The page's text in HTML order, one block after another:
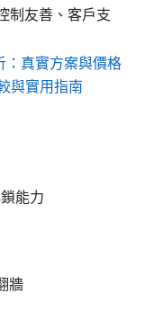
制友善、客戶支
真實方案與價格
與實用指南
能力
牆